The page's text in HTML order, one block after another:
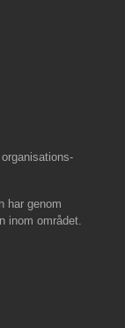
har genom
inom området.